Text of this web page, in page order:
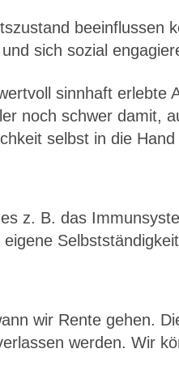
beeinflussen
sich sozial
sinnhaft erlebte
noch schwer damit,
selbst in die
z. B. das
wir Rente gehen.
werden. Wir